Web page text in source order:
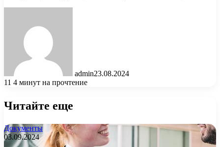
admin23.08.2024
11 4 минут на прочтение
Читайте еще
Документы
03.09.2024